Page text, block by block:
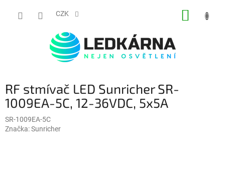
CZK
RF stmívač LED Sunricher SR-
1009EA-5C, 12-36VDC, 5x5A
SR-1009EA-5C
Značka:Sunricher